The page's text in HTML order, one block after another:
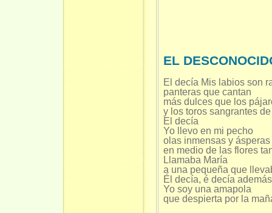
EL
El decía Mis labios son
panteras que cantan
más dulces que los
y los toros sangrantes
El decía
Yo llevo en mi pecho
olas inmensas y ásperas
en medio de las flores
Llamaba María
a una pequeña que
Él decía, é decía además
Yo soy una amapola
que despierta por la